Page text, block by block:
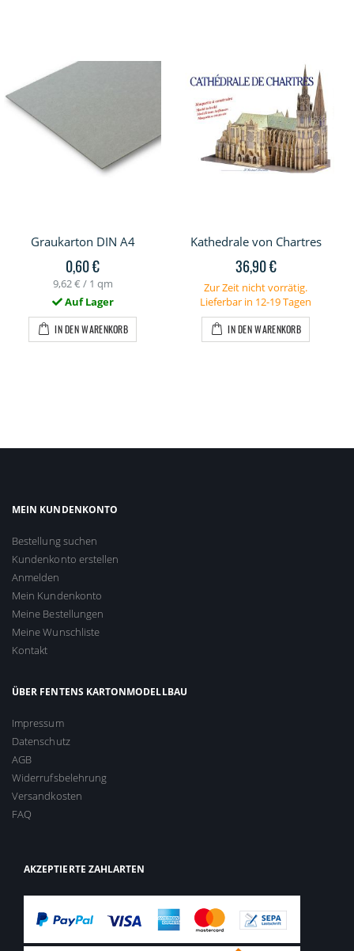
Graukarton DIN A4
0,60 €
9,62 € / 1 qm
Auf Lager
IN DEN WARENKORB
Kathedrale von Chartres
36,90 €
Zur Zeit nicht vorrätig.
Lieferbar in 12-19 Tagen
IN DEN WARENKORB
MEIN KUNDENKONTO
Bestellung suchen
Kundenkonto erstellen
Anmelden
Mein Kundenkonto
Meine Bestellungen
Meine Wunschliste
Kontakt
ÜBER FENTENS KARTONMODELLBAU
Impressum
Datenschutz
AGB
Widerrufsbelehrung
Versandkosten
FAQ
AKZEPTIERTE ZAHLARTEN